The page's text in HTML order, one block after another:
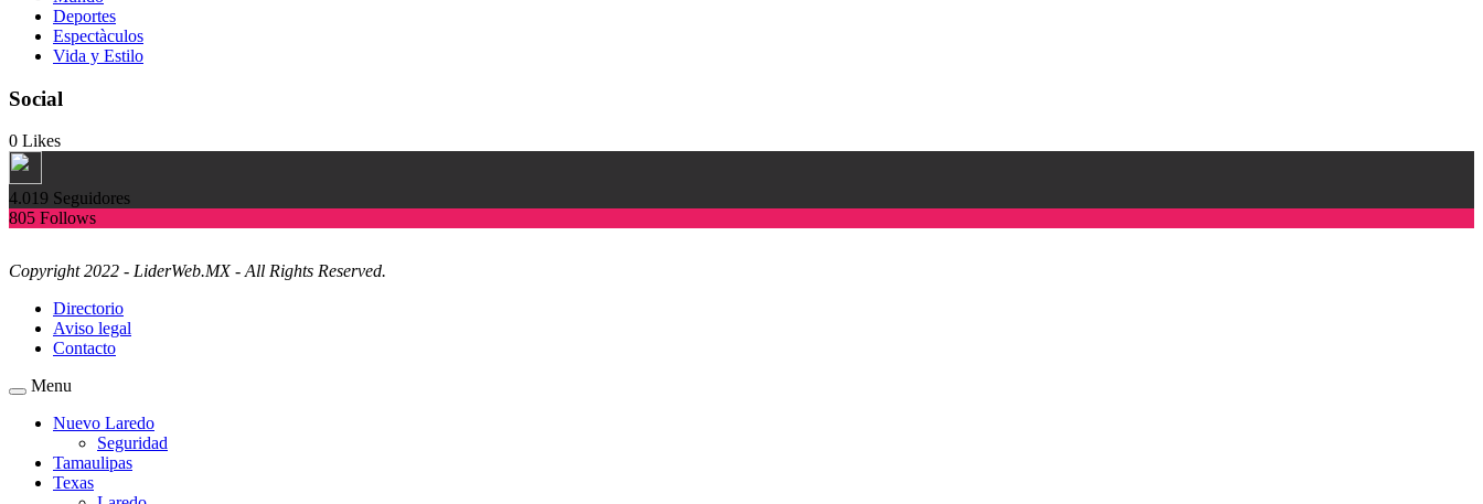
Deportes
Espectàculos
Vida y Estilo
Social
0 Likes
4.019 Seguidores
805 Follows
Copyright 2022 - LiderWeb.MX - All Rights Reserved.
Directorio
Aviso legal
Contacto
Menu
Nuevo Laredo
Seguridad
Tamaulipas
Texas